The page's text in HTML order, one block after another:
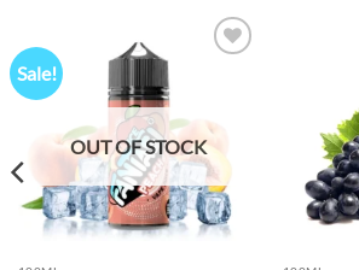
Sale!
OUT OF STOCK